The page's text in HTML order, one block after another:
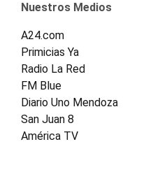
Nuestros Medios
A24.com
Primicias Ya
Radio La Red
FM Blue
Diario Uno Mendoza
San Juan 8
América TV